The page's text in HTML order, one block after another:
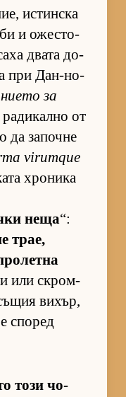
ис­тин­ска
и ожес­то­
двата до­
при Дан-но-
за
ра­ди­кално от
да за­почне
virumque
хро­ника
неща“:
трае,
или скром­
ви­хър,
спо­ред
този чо­